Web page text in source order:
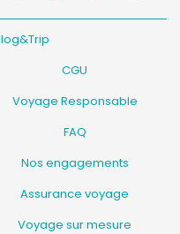
CGU
Voyage Responsable
FAQ
Nos engagements
Assurance voyage
Voyage sur mesure